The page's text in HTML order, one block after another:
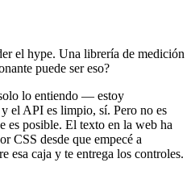
el hype. Una librería de medición
puede ser eso?
lo entiendo — estoy
el API es limpio, sí. Pero no es
es posible. El texto en la web ha
CSS desde que empecé a
esa caja y te entrega los controles.